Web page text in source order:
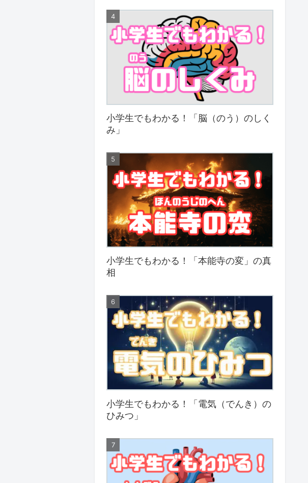
小学生でもわかる！「脳（のう）のしく
み」
小学生でもわかる！「本能寺の変」の真
相
小学生でもわかる！「電気（でんき）の
ひみつ」